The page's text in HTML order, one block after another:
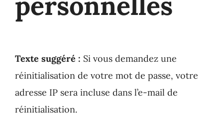
Texte suggéré : Si vous demandez une
réinitialisation de votre mot de passe, votre
adresse IP sera incluse dans l’e-mail de
réinitialisation.